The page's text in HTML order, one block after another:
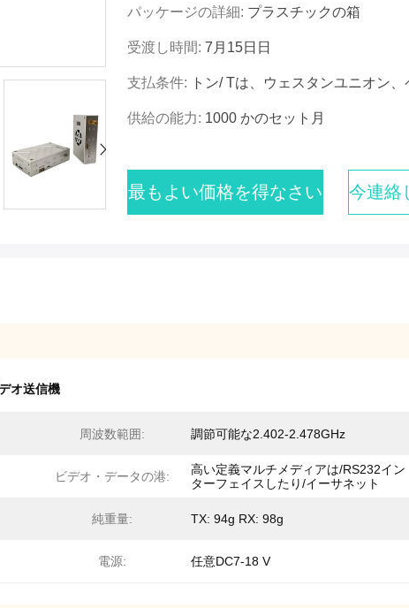
パッケージの詳細: プラスチックの箱
受渡し時間: 7月15日日
支払条件: トン/ Tは、ウェスタンユニオン
供給の能力: 1000 かのセット月
最もよい価格を得なさい 今連絡
オ送信機
周波数範囲: 調節可能な2.402-2.478GHz
ビデオ・データの港:
高い定義マルチメディアは/RS232イン
ターフェイスしたり/イーサネット
純重量: TX: 94g RX: 98g
電源: 任意DC7-18 V